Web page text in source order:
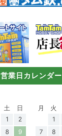
営業日カレンダー
土
日
1
2
8
9
月 火
1
7
8